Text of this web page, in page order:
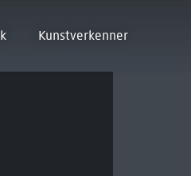
Kunstverkenner